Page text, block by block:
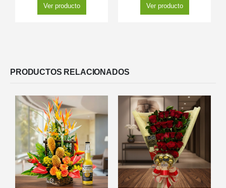
Ver producto Ver producto
PRODUCTOS RELACIONADOS